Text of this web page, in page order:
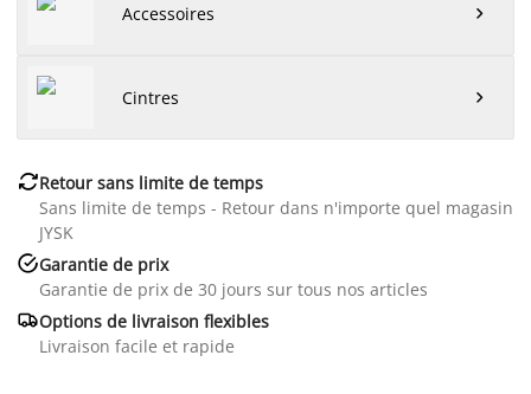
Accessoires 
Cintres 
Retour sans limite de temps
Sans limite de temps - Retour dans n'importe quel magasin
JYSK
Garantie de prix
Garantie de prix de 30 jours sur tous nos articles
Options de livraison flexibles
Livraison facile et rapide